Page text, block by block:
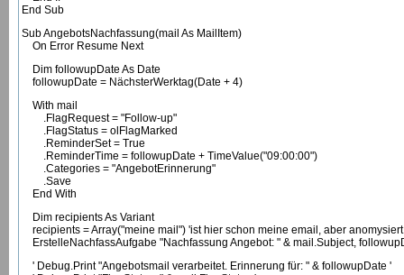
End Sub
Sub AngebotsNachfassung(mail As MailItem)
On Error Resume Next
Dim followupDate As Date
followupDate = NächsterWerktag(Date + 4)
With mail
.FlagRequest = "Follow-up"
.FlagStatus = olFlagMarked
.ReminderSet = True
.ReminderTime = followupDate + TimeValue("09:00:00")
.Categories = "AngebotErinnerung"
.Save
End With
Dim recipients As Variant
recipients = Array("meine mail") 'ist hier schon meine email, aber anomysiert
ErstelleNachfassAufgabe "Nachfassung Angebot: " & mail.Subject,
' Debug.Print "Angebotsmail verarbeitet. Erinnerung für: " & followupDate '